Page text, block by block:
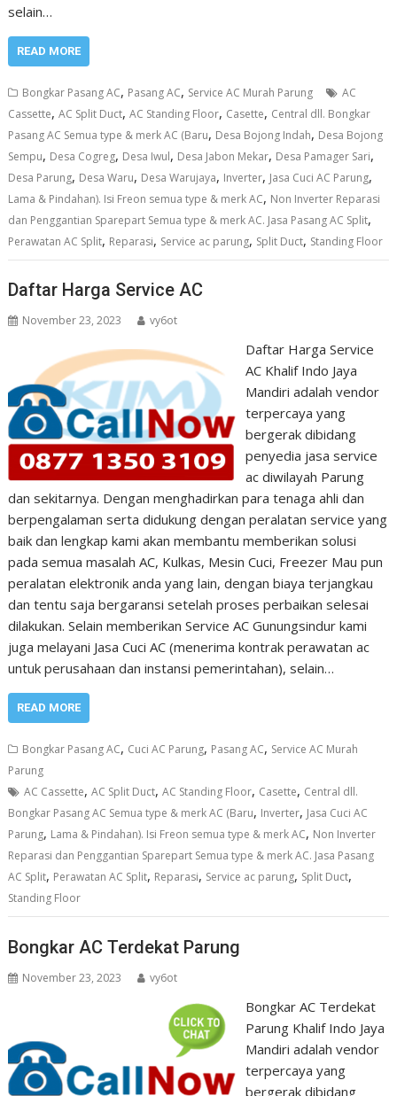
selain…
READ MORE
Bongkar Pasang AC, Pasang AC, Service AC Murah Parung
AC
Cassette,AC Split Duct,AC Standing Floor, Casette, Central dll. Bongkar
Pasang AC Semua type & merk AC (Baru, Desa Bojong Indah, Desa Bojong
Sempu, Desa Cogreg, Desa Iwul, Desa Jabon Mekar, Desa Pamager Sari,
Desa Parung, Desa Waru, Desa Warujaya, Inverter, Jasa Cuci AC Parung,
Lama & Pindahan). Isi Freon semua type & merk AC, Non Inverter Reparasi
dan Penggantian Sparepart Semua type & merk AC. Jasa Pasang AC Split,
Perawatan AC Split, Reparasi, Service ac parung, Split Duct, Standing Floor
Daftar Harga Service AC
November 23, 2023 vy6ot
Daftar Harga Service
AC Khalif Indo Jaya
Mandiri adalah vendor
terpercaya yang
bergerak dibidang
penyedia jasa service
ac diwilayah Parung
dan sekitarnya. Dengan menghadirkan para tenaga ahli dan
berpengalaman serta didukung dengan peralatan service yang
baik dan lengkap kami akan membantu memberikan solusi
pada semua masalah AC, Kulkas, Mesin Cuci, Freezer Mau pun
peralatan elektronik anda yang lain, dengan biaya terjangkau
dan tentu saja bergaransi setelah proses perbaikan selesai
dilakukan. Selain memberikan Service AC Gunungsindur kami
juga melayani Jasa Cuci AC (menerima kontrak perawatan ac
untuk perusahaan dan instansi pemerintahan), selain…
READ MORE
Bongkar Pasang AC, Cuci AC Parung, Pasang AC, Service AC Murah
Parung
AC Cassette,AC Split Duct,AC Standing Floor, Casette, Central dll.
Bongkar Pasang AC Semua type & merk AC (Baru, Inverter, Jasa Cuci AC
Parung, Lama & Pindahan). Isi Freon semua type & merk AC, Non Inverter
Reparasi dan Penggantian Sparepart Semua type & merk AC. Jasa Pasang
AC Split, Perawatan AC Split, Reparasi, Service ac parung, Split Duct,
Standing Floor
Bongkar AC Terdekat Parung
November 23, 2023 vy6ot
Bongkar AC Terdekat
Parung Khalif Indo Jaya
Mandiri adalah vendor
terpercaya yang
bergerak dibidang